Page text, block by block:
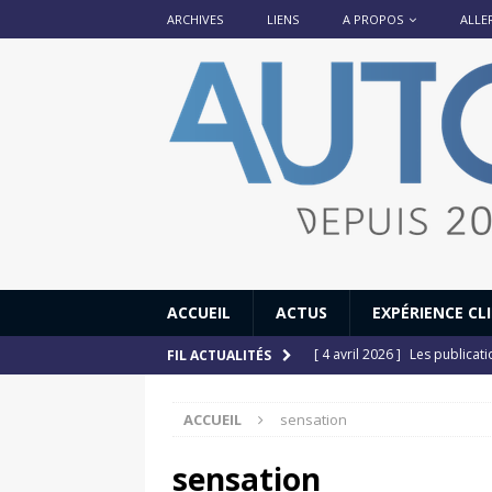
ARCHIVES LIENS A PROPOS
ACCUEIL ACTUS EXPÉRIENCE
FIL ACTUALITÉS [ 4 avril 2026 ] Les
[ 12 juillet 2025 ]
ACCUEIL sensation
sensation